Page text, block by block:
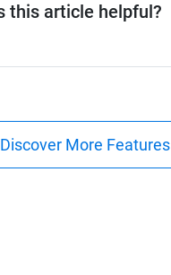
this article helpful?
Discover More Features